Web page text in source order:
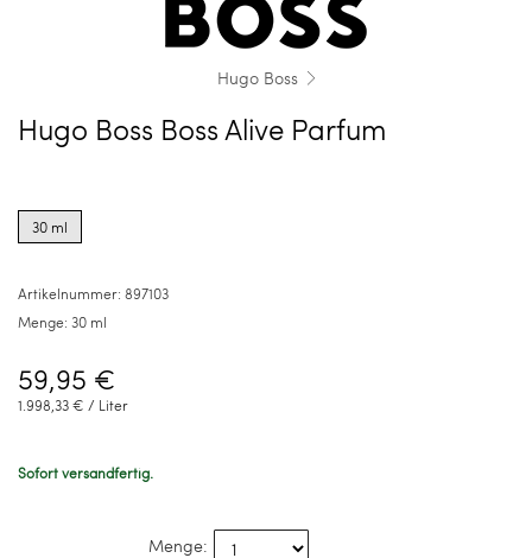
Hugo Boss
Hugo Boss Boss Alive Parfum
options
for30 ml
Artikelnummer: 897103
Menge: 30 ml
59,95 €
1.998,33 € / Liter
Sofort versandfertig.
Menge: